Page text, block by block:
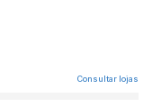
Consultar lojas